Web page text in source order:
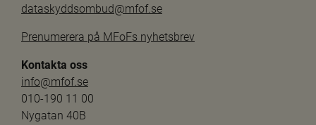
dataskyddsombud@mfof.se
Prenumerera på MFoFs nyhetsbrev
Kontakta oss
info@mfof.se
010-190 11 00
Nygatan 40B